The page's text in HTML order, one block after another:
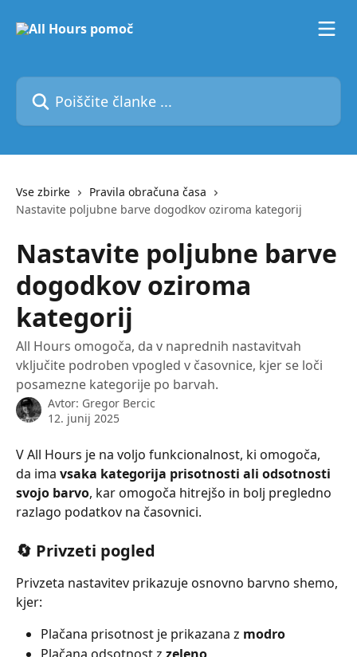
Poiščite članke ...
Vse zbirke
Pravila obračuna časa
Nastavite poljubne barve dogodkov oziroma kategorij
Nastavite poljubne barve
dogodkov oziroma
kategorij
All Hours omogoča, da v naprednih nastavitvah
vključite podroben vpogled v časovnice, kjer se loči
posamezne kategorije po barvah.
Avtor: Gregor Bercic
12. junij 2025
V All Hours je na voljo funkcionalnost, ki omogoča,
da ima vsaka kategorija prisotnosti ali odsotnosti
svojo barvo, kar omogoča hitrejšo in bolj pregledno
razlago podatkov na časovnici.
🔄 Privzeti pogled
Privzeta nastavitev prikazuje osnovno barvno shemo,
kjer:
Plačana prisotnost je prikazana z modro